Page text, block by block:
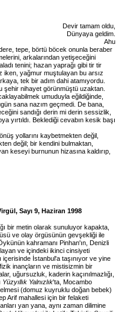
Devir tamam oldu,
Dünyaya geldim.
Ahu
tepe, börtü böcek onunla beraber
arkalarından yetişeceğini
tenini; hazan yaprağı gibi tir tir
yağmur muştulayan bu arsız
tek bir adım dahi atamıyordu.
şehir nihayet görünmüştü uzaktan.
umuduyla eğildiğinde,
sana nazım geçmedi. De bana,
sandığı derin mi derin sessizlik,
yırtıldı. Beklediği cevabın kesik başı
yollarını kaybetmekten değil,
değil; bir kendini bulmaktan,
keseyi burnunun hizasına kaldırıp,
Sayı 9, Haziran 1998
bir metin olarak sunuluyor kapakta,
ve olay örgüsünün gevşekliği ile
kahramanı Pinhan'ın, Denizli
ve içindeki ikinci cinsiyeti
içerisinde İstanbul'a taşınıyor ve yine
inançların ve mistisizmin bir
uğursuzluk, kaderin kaçınılmazlığı,
Yüzyıllık Yalnızlık'ta, Mocambo
(domuz kuyruklu doğan bebek)
Arif mahallesi için bir felaketi
yan yana, aynı zaman dilimine